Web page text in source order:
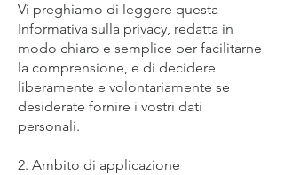
Vi preghiamo di leggere questa
Informativa sulla privacy, redatta in
modo chiaro e semplice per facilitarne
la comprensione, e di decidere
liberamente e volontariamente se
desiderate fornire i vostri dati
personali.
2. Ambito di applicazione